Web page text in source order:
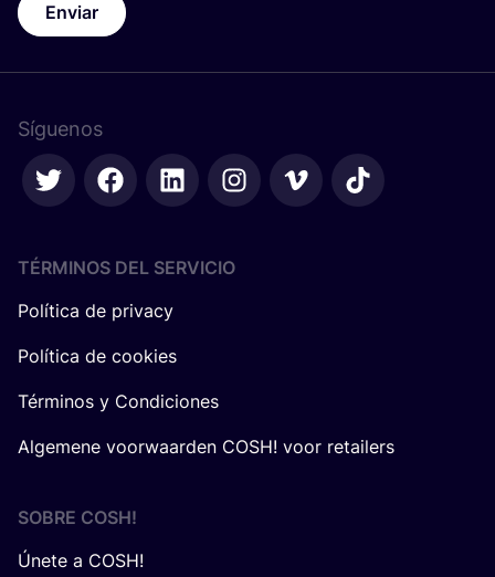
Enviar
Síguenos
TÉRMINOS DEL SERVICIO
Política de privacy
Política de cookies
Términos y Condiciones
Algemene voorwaarden COSH! voor retailers
SOBRE COSH!
Únete a COSH!